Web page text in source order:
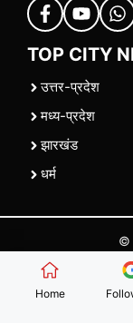
TOP CITY
उत्तर-प्रदेश
मध्य-प्रदेश
झारखंड
धर्म
©
| |
Home